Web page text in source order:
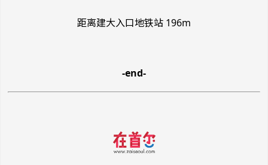
距离建大入口地铁站 196m
-end-